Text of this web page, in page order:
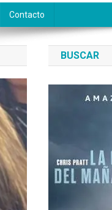
Contacto
BUSCAR